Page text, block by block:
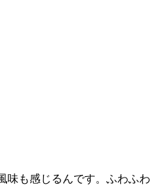
味も感じるんです。ふわふわ